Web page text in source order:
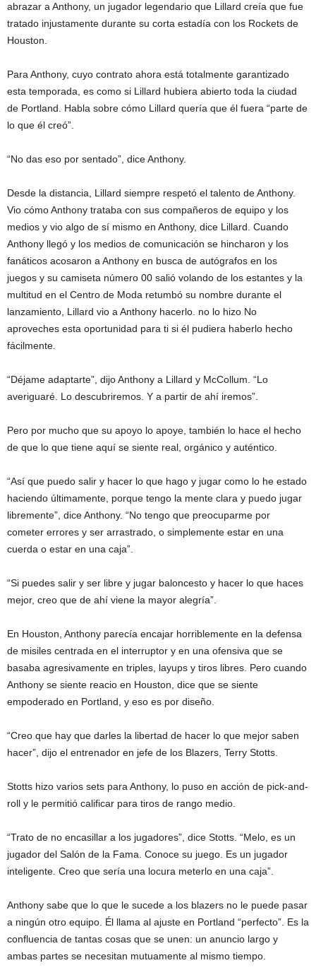
abrazar a Anthony, un jugador legendario que Lillard creía que fue
tratado injustamente durante su corta estadía con los Rockets de
Houston.
Para Anthony, cuyo contrato ahora está totalmente garantizado
esta temporada, es como si Lillard hubiera abierto toda la ciudad
de Portland. Habla sobre cómo Lillard quería que él fuera “parte de
lo que él creó”.
“No das eso por sentado”, dice Anthony.
Desde la distancia, Lillard siempre respetó el talento de Anthony.
Vio cómo Anthony trataba con sus compañeros de equipo y los
medios y vio algo de sí mismo en Anthony, dice Lillard. Cuando
Anthony llegó y los medios de comunicación se hincharon y los
fanáticos acosaron a Anthony en busca de autógrafos en los
juegos y su camiseta número 00 salió volando de los estantes y la
multitud en el Centro de Moda retumbó su nombre durante el
lanzamiento, Lillard vio a Anthony hacerlo. no lo hizo No
aproveches esta oportunidad para ti si él pudiera haberlo hecho
fácilmente.
“Déjame adaptarte”, dijo Anthony a Lillard y McCollum. “Lo
averiguaré. Lo descubriremos. Y a partir de ahí iremos”.
Pero por mucho que su apoyo lo apoye, también lo hace el hecho
de que lo que tiene aquí se siente real, orgánico y auténtico.
“Así que puedo salir y hacer lo que hago y jugar como lo he estado
haciendo últimamente, porque tengo la mente clara y puedo jugar
libremente”, dice Anthony. “No tengo que preocuparme por
cometer errores y ser arrastrado, o simplemente estar en una
cuerda o estar en una caja”.
“Si puedes salir y ser libre y jugar baloncesto y hacer lo que haces
mejor, creo que de ahí viene la mayor alegría”.
En Houston, Anthony parecía encajar horriblemente en la defensa
de misiles centrada en el interruptor y en una ofensiva que se
basaba agresivamente en triples, layups y tiros libres. Pero cuando
Anthony se siente reacio en Houston, dice que se siente
empoderado en Portland, y eso es por diseño.
“Creo que hay que darles la libertad de hacer lo que mejor saben
hacer”, dijo el entrenador en jefe de los Blazers, Terry Stotts.
Stotts hizo varios sets para Anthony, lo puso en acción de pick-and-
roll y le permitió calificar para tiros de rango medio.
“Trato de no encasillar a los jugadores”, dice Stotts. “Melo, es un
jugador del Salón de la Fama. Conoce su juego. Es un jugador
inteligente. Creo que sería una locura meterlo en una caja”.
Anthony sabe que lo que le sucede a los blazers no le puede pasar
a ningún otro equipo. Él llama al ajuste en Portland “perfecto”. Es la
confluencia de tantas cosas que se unen: un anuncio largo y
ambas partes se necesitan mutuamente al mismo tiempo.